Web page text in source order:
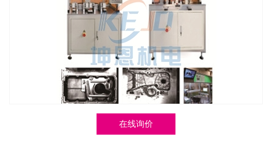
在线询价